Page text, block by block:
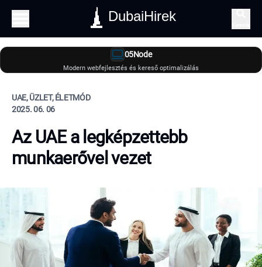
DubaiHirek
05Node
Modern webfejlesztés és kereső optimalizálás
UAE, ÜZLET, ÉLETMÓD
2025. 06. 06
Az UAE a legképzettebb
munkaerővel vezet